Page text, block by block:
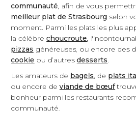
communauté, afin de vous
meilleur plat de Strasbourg selon
moment. Parmi les plats les plus
la célèbrechoucroute,
pizzas généreuses, ou encore des
cookie ou d’autresdesserts.
Les amateurs de bagels, de plats
ou encore deviande de bœuf
bonheur parmi les restaurants
communauté.